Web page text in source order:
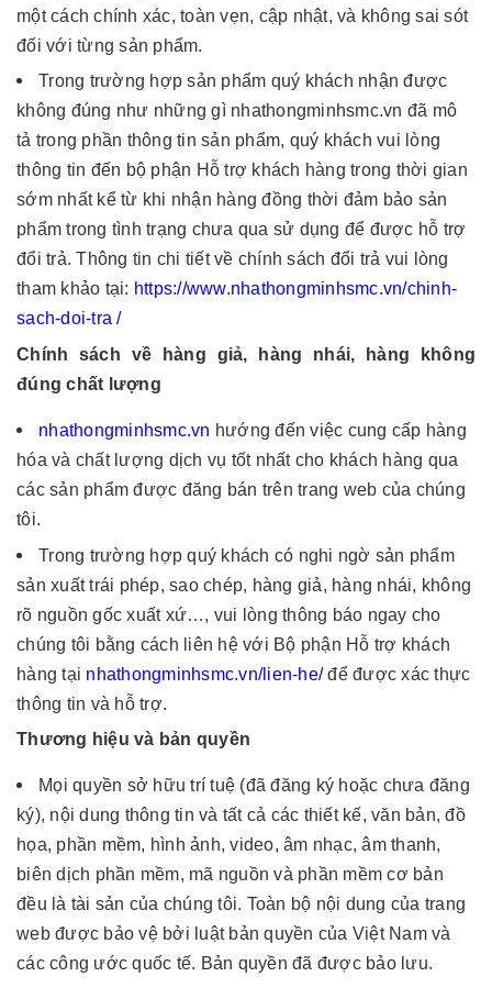
một cách chính xác, toàn vẹn, cập nhật, và không sai sót
đối với từng sản phẩm.
Trong trường hợp sản phẩm quý khách nhận được
không đúng như những gì nhathongminhsmc.vn đã mô
tả trong phần thông tin sản phẩm, quý khách vui lòng
thông tin đến bộ phận Hỗ trợ khách hàng trong thời gian
sớm nhất kể từ khi nhận hàng đồng thời đảm bảo sản
phẩm trong tình trạng chưa qua sử dụng để được hỗ trợ
đổi trả. Thông tin chi tiết về chính sách đổi trả vui lòng
tham khảo tại: https://www.nhathongminhsmc.vn/chinh-
sach-doi-tra /
Chính sách về hàng giả, hàng nhái, hàng không
đúng chất lượng
nhathongminhsmc.vn hướng đến việc cung cấp hàng
hóa và chất lượng dịch vụ tốt nhất cho khách hàng qua
các sản phẩm được đăng bán trên trang web của chúng
tôi.
Trong trường hợp quý khách có nghi ngờ sản phẩm
sản xuất trái phép, sao chép, hàng giả, hàng nhái, không
rõ nguồn gốc xuất xứ…, vui lòng thông báo ngay cho
chúng tôi bằng cách liên hệ với Bộ phận Hỗ trợ khách
hàng tại nhathongminhsmc.vn/lien-he/để được xác thực
thông tin và hỗ trợ.
Thương hiệu và bản quyền
Mọi quyền sở hữu trí tuệ (đã đăng ký hoặc chưa đăng
ký), nội dung thông tin và tất cả các thiết kế, văn bản, đồ
họa, phần mềm, hình ảnh, video, âm nhạc, âm thanh,
biên dịch phần mềm, mã nguồn và phần mềm cơ bản
đều là tài sản của chúng tôi. Toàn bộ nội dung của trang
web được bảo vệ bởi luật bản quyền của Việt Nam và
các công ước quốc tế. Bản quyền đã được bảo lưu.